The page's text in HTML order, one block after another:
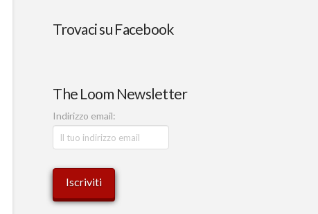
Trovaci su Facebook
The Loom Newsletter
Indirizzo email: